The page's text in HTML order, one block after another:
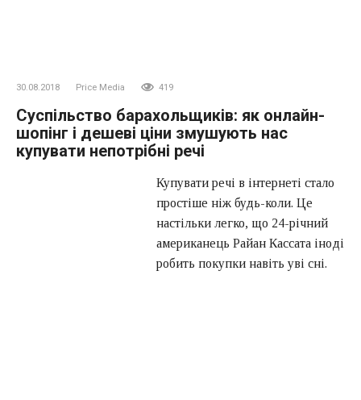
30.08.2018 Price Media 419
Суспільство барахольщиків: як онлайн-
шопінг і дешеві ціни змушують нас
купувати непотрібні речі
Купувати речі в інтернеті стало простіше ніж будь-коли.
Це настільки легко, що 24-річний американець Райан
Кассата іноді робить покупки навіть уві сні. Нещодавно
він отримав повідомлення про те, що посилка від Amazon
була відправлена в його квартиру, проте про саму